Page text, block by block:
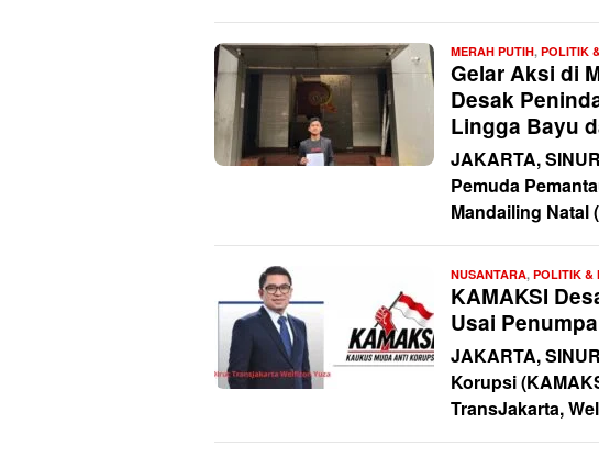
MERAH PUTIH, POLITIK
Gelar Aksi di
Desak
Lingga Bayu
JAKARTA,
Pemuda
Mandailing Natal
NUSANTARA, POLITIK &
KAMAKSI
Usai
JAKARTA,
Korupsi
TransJakarta,